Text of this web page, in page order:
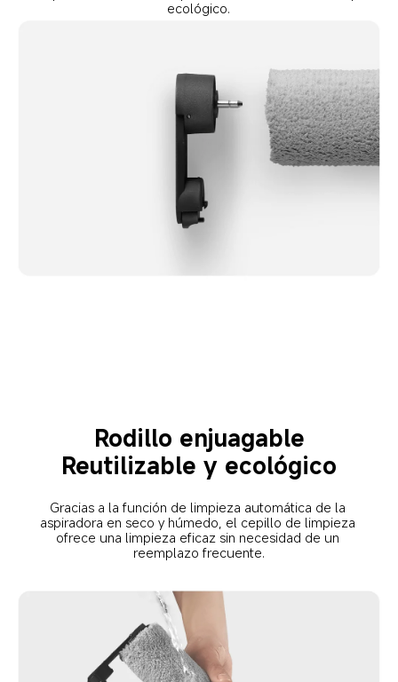
ecológico.
Rodillo enjuagable
Reutilizable y ecológico
Gracias a la función de limpieza automática de la
aspiradora en seco y húmedo, el cepillo de limpieza
ofrece una limpieza eficaz sin necesidad de un
reemplazo frecuente.